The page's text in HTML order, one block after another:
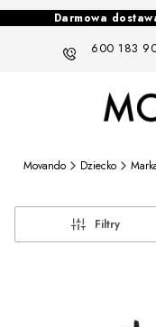
Darmowa
600 183
Movando Dziecko
Filtry